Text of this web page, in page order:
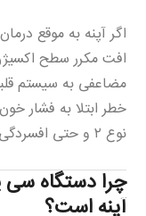
اگر آپنه به موقع
افت مکرر سطح
مضاعفی به سیستم
خطر ابتلا به فشار
نوع ۲ و حتی افسردگی است.
آپنه است؟